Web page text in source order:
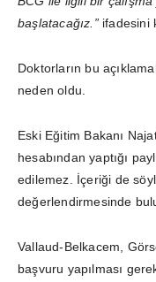
başlatacağız.”ifadesini
Doktorların bu
neden oldu.
Eski Eğitim Bakanı
hesabından yaptığı
edilemez. İçeriği de
değerlendirmesinde
Vallaud-Belkacem,
başvuru yapılması